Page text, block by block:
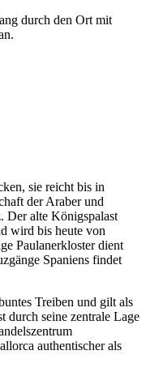
durch den Ort mit
sie reicht bis in
der Araber und
Der alte Königspalast
wird bis heute von
Paulanerkloster dient
Spaniens findet
Treiben und gilt als
durch seine zentrale Lage
authentischer als